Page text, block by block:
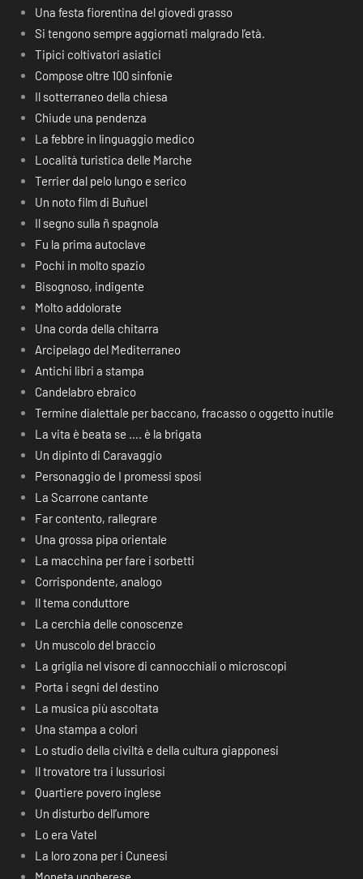
Una festa fiorentina del giovedì grasso
Si tengono sempre aggiornati malgrado l’età.
Tipici coltivatori asiatici
Compose oltre 100 sinfonie
Il sotterraneo della chiesa
Chiude una pendenza
La febbre in linguaggio medico
Località turistica delle Marche
Terrier dal pelo lungo e serico
Un noto film di Buñuel
Il segno sulla ñ spagnola
Fu la prima autoclave
Pochi in molto spazio
Bisognoso, indigente
Molto addolorate
Una corda della chitarra
Arcipelago del Mediterraneo
Antichi libri a stampa
Candelabro ebraico
Termine dialettale per baccano, fracasso o oggetto inutile
La vita è beata se …. è la brigata
Un dipinto di Caravaggio
Personaggio de I promessi sposi
La Scarrone cantante
Far contento, rallegrare
Una grossa pipa orientale
La macchina per fare i sorbetti
Corrispondente, analogo
Il tema conduttore
La cerchia delle conoscenze
Un muscolo del braccio
La griglia nel visore di cannocchiali o microscopi
Porta i segni del destino
La musica più ascoltata
Una stampa a colori
Lo studio della civiltà e della cultura giapponesi
Il trovatore tra i lussuriosi
Quartiere povero inglese
Un disturbo dell’umore
Lo era Vatel
La loro zona per i Cuneesi